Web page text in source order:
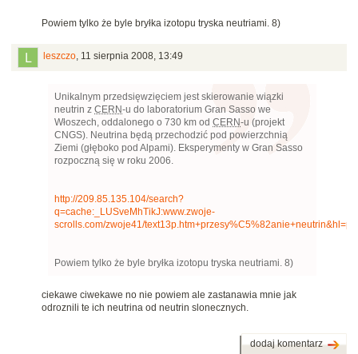
Powiem tylko że byle bryłka izotopu tryska neutriami. 8)
leszczo, 11 sierpnia 2008, 13:49
Unikalnym przedsięwzięciem jest skierowanie wiązki
neutrin z CERN-u do laboratorium Gran Sasso we
Włoszech, oddalonego o 730 km od CERN-u (projekt
CNGS). Neutrina będą przechodzić pod powierzchnią
Ziemi (głęboko pod Alpami). Eksperymenty w Gran Sasso
rozpoczną się w roku 2006.
http://209.85.135.104/search?
q=cache:_LUSveMhTikJ:www.zwoje-
scrolls.com/zwoje41/
Powiem tylko że byle bryłka izotopu tryska neutriami. 8)
ciekawe ciwekawe no nie powiem ale zastanawia mnie jak
odroznili te ich neutrina od neutrin slonecznych.
dodaj komentarz